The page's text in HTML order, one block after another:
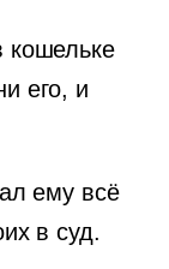
кошельке
его, и
ему всё
в суд.